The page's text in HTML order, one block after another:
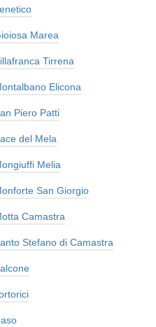
Marea
Tirrena
Elicona
Piero Patti
del Mela
Melia
San Giorgio
Camastra
Stefano di Camastra